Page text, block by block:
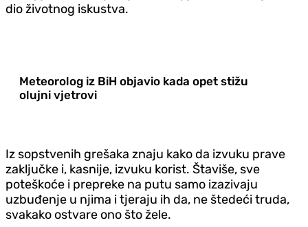
dio životnog iskustva.
Meteorolog iz BiH objavio kada opet stižu
olujni vjetrovi
Iz sopstvenih grešaka znaju kako da izvuku prave
zaključke i, kasnije, izvuku korist. Štaviše, sve
poteškoće i prepreke na putu samo izazivaju
uzbuđenje u njima i tjeraju ih da, ne štedeći truda,
svakako ostvare ono što žele.